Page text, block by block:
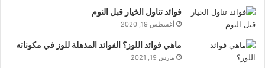
فوائد تناول الخيار قبل النوم
أغسطس 19, 2020
ماهي فوائد اللوز؟ الفوائد المذهلة للوز في مكوناته
مارس 19, 2021